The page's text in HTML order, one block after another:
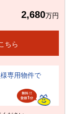
2,680万円
ちら
専用物件で